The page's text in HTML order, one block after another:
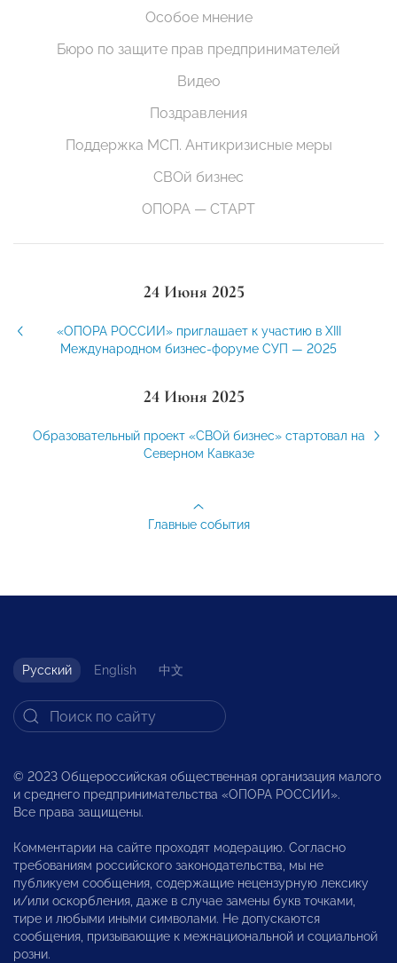
Особое мнение
Бюро по защите прав предпринимателей
Видео
Поздравления
Поддержка МСП. Антикризисные меры
СВОй бизнес
ОПОРА — СТАРТ
24 Июня 2025
«ОПОРА РОССИИ» приглашает к участию в XIII
Международном бизнес-форуме СУП — 2025
24 Июня 2025
Образовательный проект «СВОй бизнес» стартовал на
Северном Кавказе
Главные события
Русский English 中文
© 2023 Общероссийская общественная организация малого
и среднего предпринимательства «ОПОРА РОССИИ».
Все права защищены.
Комментарии на сайте проходят модерацию. Согласно
требованиям российского законодательства, мы не
публикуем сообщения, содержащие нецензурную лексику
и/или оскорбления, даже в случае замены букв точками,
тире и любыми иными символами. Не допускаются
сообщения, призывающие к межнациональной и социальной
розни.